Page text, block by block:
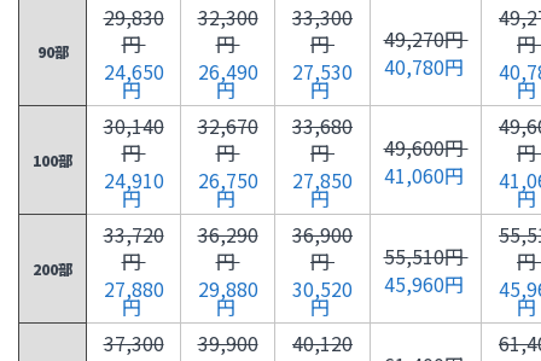
90部
29,830
円
24,650
円
32,300
円
26,490
円
33,300
円
27,530
円
49,270円
40,780円
円
円
100部
30,140
円
24,910
円
32,670
円
26,750
円
33,680
円
27,850
円
49,600円
41,060円
円
円
200部
33,720
円
27,880
円
36,290
円
29,880
円
36,900
円
30,520
円
55,510円
45,960円
円
円
37,300
39,900
40,120